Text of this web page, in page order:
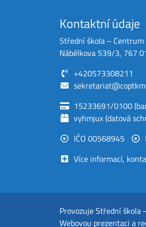
Kontaktní údaje
Střední škola ‒
Nábělkova 539/3, 767
+420573308211
15233691/0100
vyhmjux (datová
IČO 00568945
Více informací,
ProvozujeStřední škola
Webovou prezentaci a